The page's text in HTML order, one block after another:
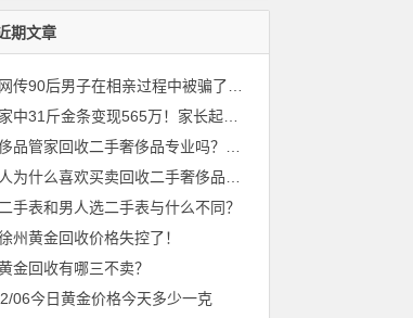
期文章
手表和男人选二手表与什么不同？
州黄金回收价格失控了！
金回收有哪三不卖？
06今日黄金价格今天多少一克